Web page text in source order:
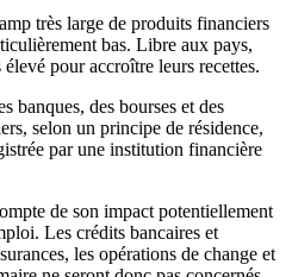
très large de produits financiers
bas. Libre aux pays,
pour accroître leurs recettes.
banques, des bourses et des
selon un principe de résidence,
par une institution financière
de son impact potentiellement
Les crédits bancaires et
les opérations de change et